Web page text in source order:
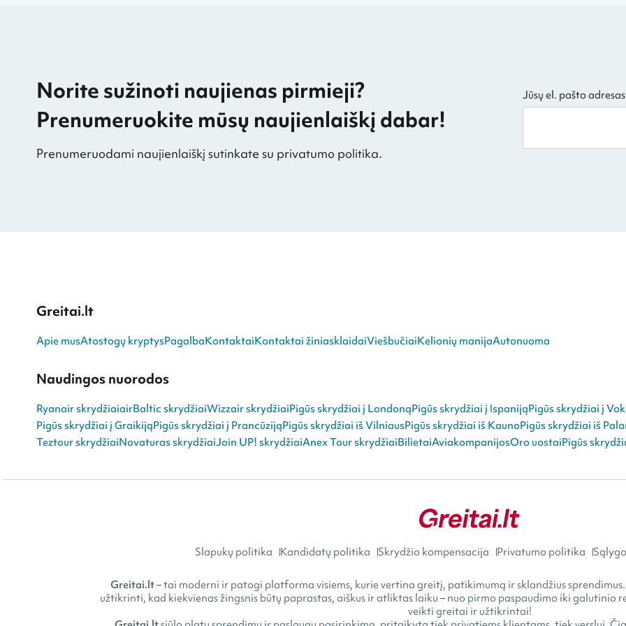
Norite sužinoti naujienas pirmieji?
Prenumeruokite mūsų naujienlaiškį dabar!
Prenumeruodami naujienlaiškį sutinkate su privatumo politika.
Jūsų el. pašto adresas
Greitai.lt
Apie musAtostogų kryptysPagalbaKontaktaiKontaktai žiniasklaidaiViešbučiaiKelionių manijaAutonuoma
Naudingos nuorodos
Ryanair skrydžiaiairBaltic skrydžiaiWizzair skrydžiaiPigūs skrydžiai į LondonąPigūs skrydžiai į IspanijąPigūs skrydžiai į
Pigūs skrydžiai į GraikijąPigūs skrydžiai į PrancūzijąPigūs skrydžiai iš VilniausPigūs skrydžiai iš KaunoPigūs skrydžiai iš
Teztour skrydžiaiNovaturas skrydžiaiJoin UP! skrydžiaiAnex Tour skrydžiaiBilietaiAviakompanijosOro uostaiPigūs
Slapukų politika Kandidatų politika Skrydžio kompensacija Privatumo politika
Greitai.lt– tai moderni ir patogi platforma visiems, kurie vertina greitį, patikimumą ir sklandžius
užtikrinti, kad kiekvienas žingsnis būtų paprastas, aiškus ir atliktas laiku – nuo pirmo paspaudimo iki galutinio
veikti greitai ir užtikrintai!